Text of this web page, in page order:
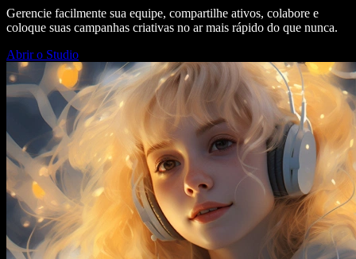
Gerencie facilmente sua equipe, compartilhe ativos, colabore e
coloque suas campanhas criativas no ar mais rápido do que nunca.
Abrir o Studio